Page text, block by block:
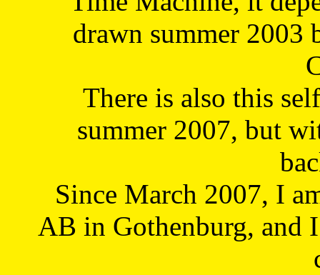
drawn summer 2003
There is also this
summer 2007, but
Since March 2007, I
AB in Gothenburg, and